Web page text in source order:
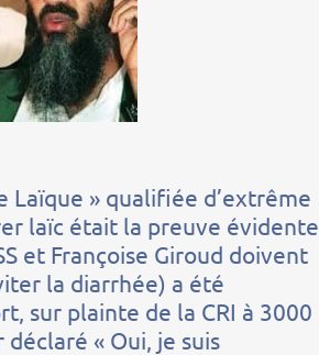
Laïque » qualifiée d’extrême
laïc était la preuve évidente
et Françoise Giroud doivent
la diarrhée) a été
sur plainte de la CRI à 3000
« Oui, je suis